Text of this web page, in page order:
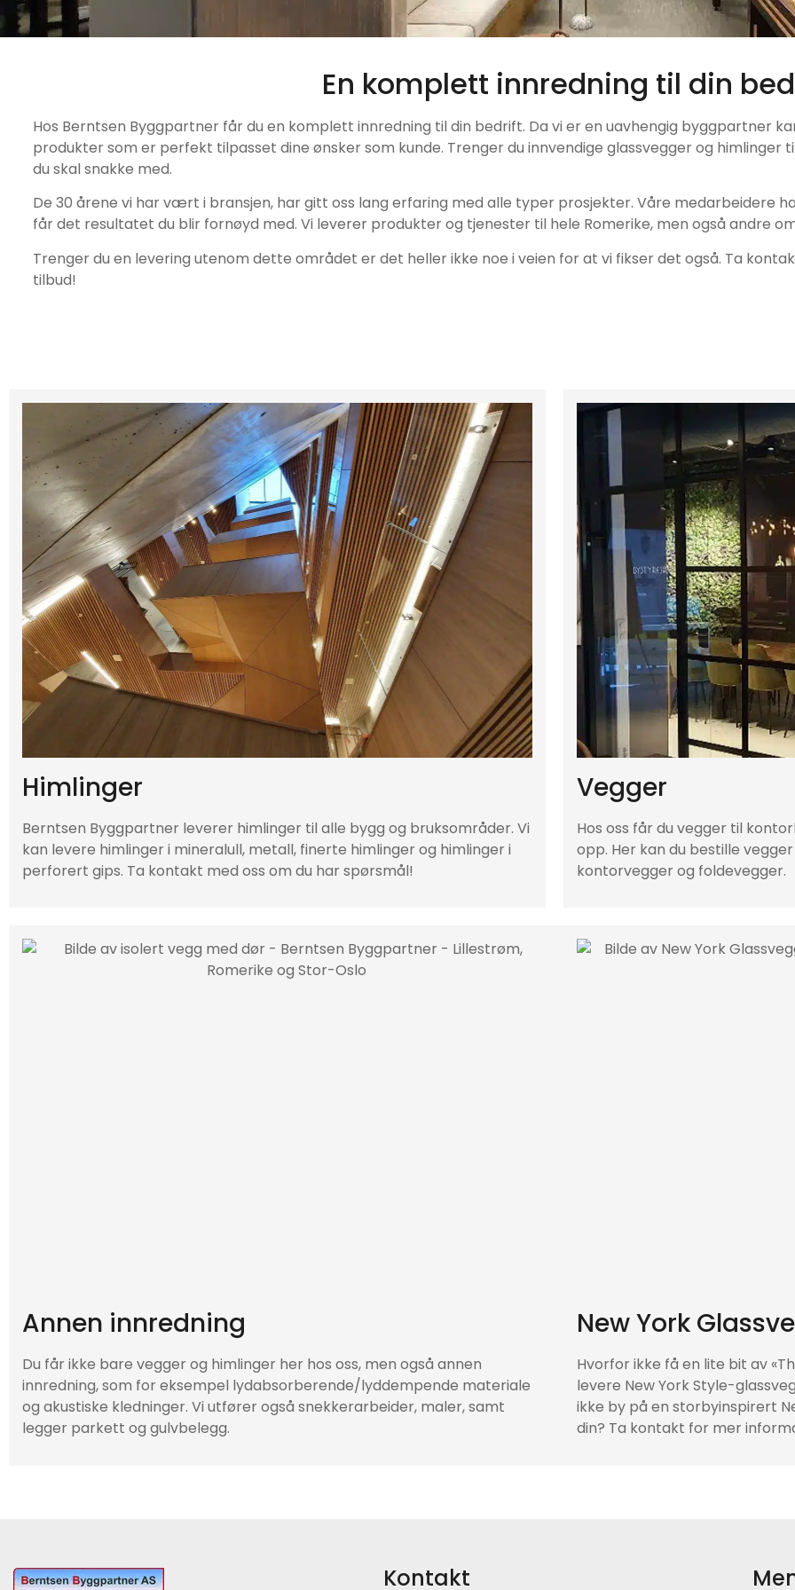
En komplett innredning til din
Hos Berntsen Byggpartner får du en komplett innredning til din bedrift. Da vi er en uavhengig byggpartner
produkter som er perfekt tilpasset dine ønsker som kunde. Trenger du innvendige glassvegger og
du skal snakke med.
De 30 årene vi har vært i bransjen, har gitt oss lang erfaring med alle typer prosjekter. Våre medarbeidere
får det resultatet du blir fornøyd med. Vi leverer produkter og tjenester til hele Romerike, men også andre
Trenger du en levering utenom dette området er det heller ikke noe i veien for at vi fikser det også. Ta
tilbud!
Himlinger
Berntsen Byggpartner leverer himlinger til alle bygg og bruksområder. Vi
kan levere himlinger i mineralull, metall, finerte himlinger og himlinger i
perforert gips. Ta kontakt med oss om du har spørsmål!
Vegger
Hos oss får du vegger til
opp. Her kan du bestille
kontorvegger og foldevegger.
Annen innredning
Du får ikke bare vegger og himlinger her hos oss, men også annen
innredning, som for eksempel lydabsorberende/lyddempende materiale
og akustiske kledninger. Vi utfører også snekkerarbeider, maler, samt
legger parkett og gulvbelegg.
New York
Hvorfor ikke få en lite bit av
levere New York Style-
ikke by på en storbyinspirert
din? Ta kontakt for mer
Kontakt
Denne nettsiden bruker cookies
Vi bruker informasjonskapsler for å forbedre
nettstedet vårt og for personlig tilpasning av annonser. Ved å
fortsette å bruke dette nettstedet samtykker du til vår bruk av
informasjonskapsler.
Avvis alle cookies